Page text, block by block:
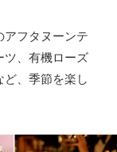
アフタヌーンテ
ツ、有機ローズ
、季節を楽し